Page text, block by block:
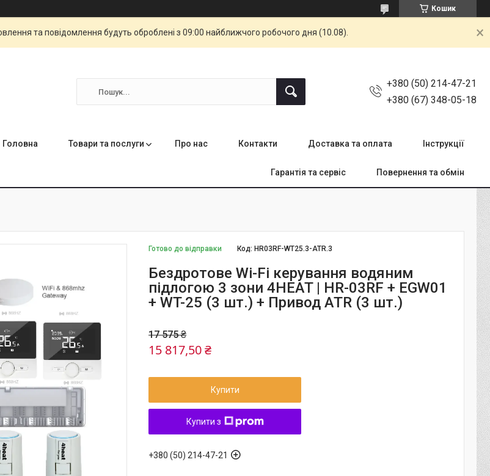
Кошик
та повідомлення будуть оброблені з 09:00 найближчого робочого дня (10.08).
+380 (50) 214-47-21
+380 (67) 348-05-18
Головна Товари та послуги Про нас Контакти Доставка та оплата Інструкції
Гарантія та сервіс Повернення та обмін
Готово до відправки Код: HR03RF-WT25.3-ATR.3
Бездротове Wi-Fi керування водяним
підлогою 3 зони 4HEAT | HR-03RF + EGW01
+ WT-25 (3 шт.) + Привод ATR (3 шт.)
17 575 ₴
15 817,50 ₴
Купити
Купити з
+380 (50) 214-47-21